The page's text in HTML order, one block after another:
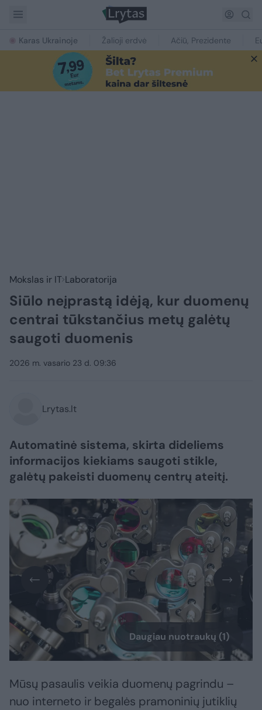
Karas Ukrainoje Žalioji erdvė Ačiū, Prezidente
Mokslas ir IT Laboratorija
Siūlo neįprastą idėją, kur duomenų
centrai tūkstančius metų galėtų
saugoti duomenis
2026 m. vasario 23 d. 09:36
Lrytas.lt
Automatinė sistema, skirta dideliems
informacijos kiekiams saugoti stikle,
galėtų pakeisti duomenų centrų ateitį.
Daugiau nuotraukų (1)
Mūsų pasaulis veikia duomenų pagrindu –
nuo interneto ir begalės pramoninių jutiklių